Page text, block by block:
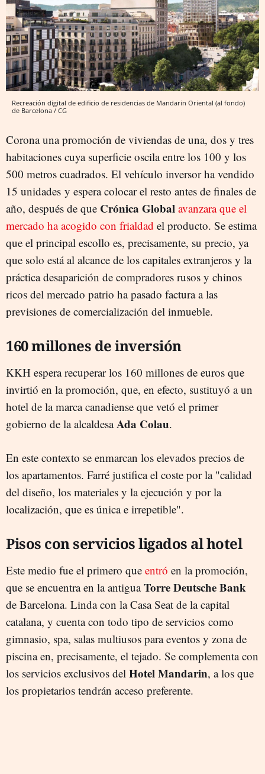
Recreación digital de edificio de residencias de Mandarin Oriental (al fondo)
de Barcelona / CG
Corona una promoción de viviendas de una, dos y tres
habitaciones cuya superficie oscila entre los 100 y los
500 metros cuadrados. El vehículo inversor ha vendido
15 unidades y espera colocar el resto antes de finales de
año, después de que Crónica Global avanzara que el
mercado ha acogido con frialdad el producto. Se estima
que el principal escollo es, precisamente, su precio, ya
que solo está al alcance de los capitales extranjeros y la
práctica desaparición de compradores rusos y chinos
ricos del mercado patrio ha pasado factura a las
previsiones de comercialización del inmueble.
160 millones de inversión
KKH espera recuperar los 160 millones de euros que
invirtió en la promoción, que, en efecto, sustituyó a un
hotel de la marca canadiense que vetó el primer
gobierno de la alcaldesaAda Colau.
En este contexto se enmarcan los elevados precios de
los apartamentos. Farré justifica el coste por la "calidad
del diseño, los materiales y la ejecución y por la
localización, que es única e irrepetible".
Pisos con servicios ligados al hotel
Este medio fue el primero que entró en la promoción,
que se encuentra en la antiguaTorre Deutsche Bank
de Barcelona. Linda con la Casa Seat de la capital
catalana, y cuenta con todo tipo de servicios como
gimnasio, spa, salas multiusos para eventos y zona de
piscina en, precisamente, el tejado. Se complementa con
los servicios exclusivos del Hotel Mandarin, a los que
los propietarios tendrán acceso preferente.